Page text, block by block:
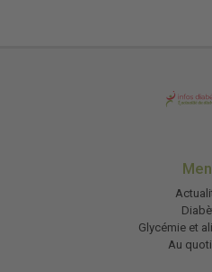
Glycémie et
Au